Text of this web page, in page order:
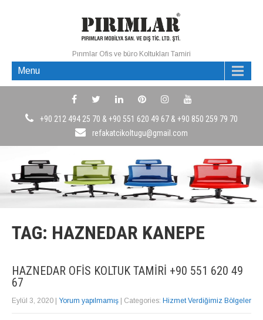
Pırımlar Ofis ve büro Koltukları Tamiri
Menu
+90 212 494 25 70 & +90 551 620 49 67 & +90 850 259 79 70
refakatcikoltugu@gmail.com
TAG: HAZNEDAR KANEPE
HAZNEDAR OFIS KOLTUK TAMIRI +90 551 620 49
67
Eylül 3, 2020 | Yorum yapılmamış | Categories: Hizmet Verdiğimiz Bölgeler